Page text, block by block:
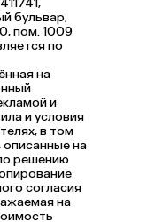
бульвар,
пом. 1009
по
на
и
и условия
в том
описанные на
решению
согласия
на